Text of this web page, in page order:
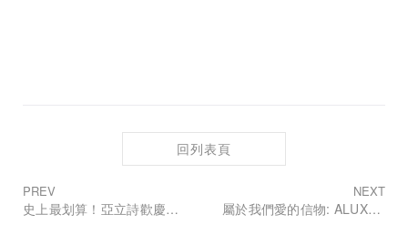
PREV
史上最划算！亞立詩歡慶15週年 鑽戒婚戒優惠價再85折
NEXT
屬於我們愛的信物: ALUXE 亞立詩 Disney 公主婚戒系列婚戒
回列表頁